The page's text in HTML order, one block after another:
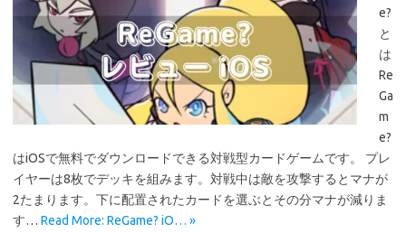
e?
と
は
Re
Ga
m
e?
はiOSで無料でダウンロードできる対戦型カードゲームです。 プレ
イヤーは8枚でデッキを組みます。対戦中は敵を攻撃するとマナが
2たまります。下に配置されたカードを選ぶとその分マナが減りま
す… Read More: ReGame? iO… »